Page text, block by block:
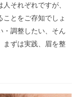
それぞれですが、
とをご存知でしょ
・調整したい、そん
まずは実践、眉を整